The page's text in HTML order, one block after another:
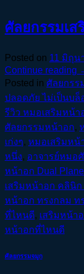
ศัลยกรรมเส
Posted on 11 มิถุน
Continue reading
Posted in ศัลยกรร
ปลอดภัย ไม่เป็นบล็
รีวิว หมอเสริมหน้า
ศัลยกรรมหน้าอก,
เก่งๆ, หมอเสริมหน้
หนึ่ง, อาจารย์หมอ
หน้าอก Dual Plane
เสริมหน้าอก คลินิก
หน้าอก ทรงกลม ท
ที่ไหนดี, เสริมหน้า
หน้าอกที่ไหนดี
ศัลยกรรมจมูก